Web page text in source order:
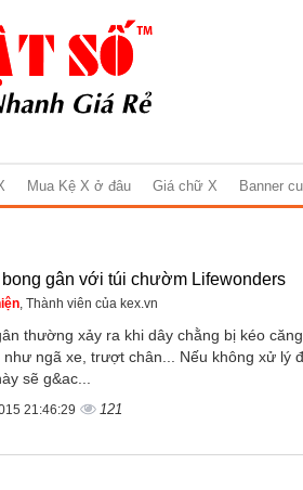
Mua Kệ X ở đâu Giá chữ X Banner
gân với túi chườm Lifewonders
, Thành viên của kex.vn
thường xảy ra khi dây chằng bị kéo
như ngã xe, trượt chân... Nếu không xử lý
sẽ g&ac...
21:46:29 121